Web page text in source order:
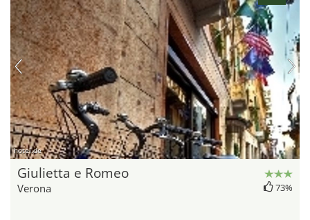
hotel.de
Giulietta e Romeo
Verona 73%